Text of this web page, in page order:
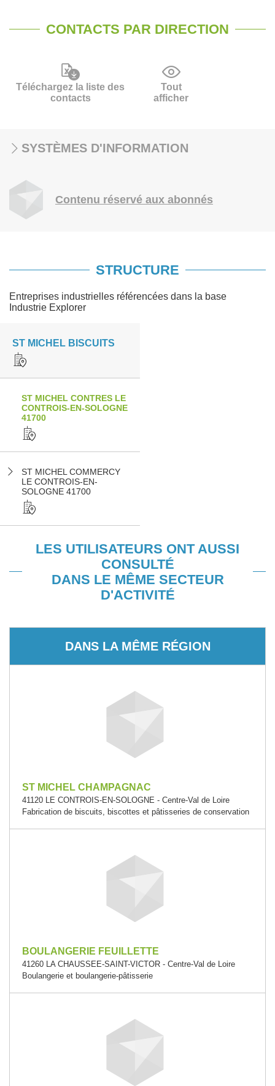
CONTACTS PAR DIRECTION
Téléchargez la liste des
contacts
Tout
afficher
SYSTÈMES D'INFORMATION
Contenu réservé aux abonnés
STRUCTURE
Entreprises industrielles référencées dans la base
Industrie Explorer
ST MICHEL BISCUITS
ST MICHEL CONTRES LE
CONTROIS-EN-SOLOGNE
41700
ST MICHEL COMMERCY
LE CONTROIS-EN-
SOLOGNE 41700
LES UTILISATEURS ONT AUSSI
CONSULTÉ
DANS LE MÊME SECTEUR
D'ACTIVITÉ
DANS LA MÊME RÉGION
ST MICHEL CHAMPAGNAC
41120 LE CONTROIS-EN-SOLOGNE - Centre-Val de Loire
Fabrication de biscuits, biscottes et pâtisseries de conservation
BOULANGERIE FEUILLETTE
41260 LA CHAUSSEE-SAINT-VICTOR - Centre-Val de Loire
Boulangerie et boulangerie-pâtisserie